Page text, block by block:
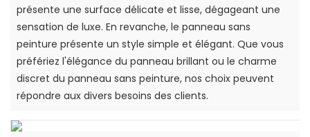
présente une surface délicate et lisse, dégageant une
sensation de luxe. En revanche, le panneau sans
peinture présente un style simple et élégant. Que vous
préfériez l'élégance du panneau brillant ou le charme
discret du panneau sans peinture, nos choix peuvent
répondre aux divers besoins des clients.